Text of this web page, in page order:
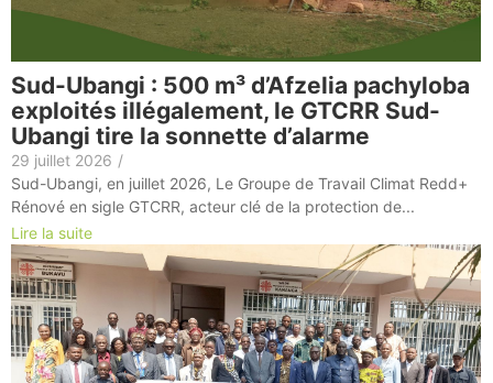
Sud-Ubangi : 500 m³ d’Afzelia pachyloba
exploités illégalement, le GTCRR Sud-
Ubangi tire la sonnette d’alarme
29 juillet 2026 /
Sud-Ubangi, en juillet 2026, Le Groupe de Travail Climat Redd+
Rénové en sigle GTCRR, acteur clé de la protection de...
Lire la suite